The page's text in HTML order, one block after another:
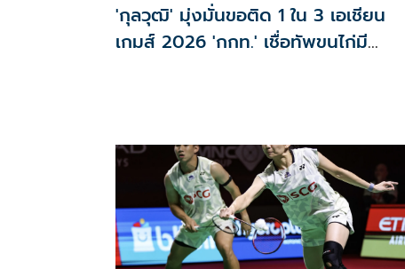
'กุลวุฒิ' มุ่งมั่นขอติด 1 ใน 3 เอเชียน
เกมส์ 2026 'กกท.' เชื่อทัพขนไก่มี